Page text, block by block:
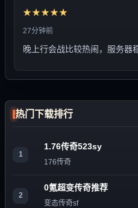
★★★★★
27分钟前
晚上行会战比较热闹，服务器
热门下载排行
1
1.76传奇523sy
176传奇
2
0氪超变传奇推荐
变态传奇sf